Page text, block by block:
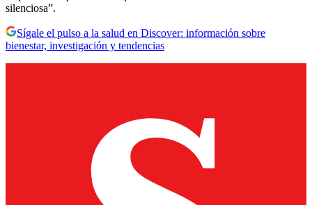
silenciosa”.
Sígale el pulso a la salud en Discover: información sobre
bienestar, investigación y tendencias